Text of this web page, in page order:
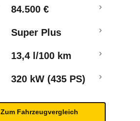
84.500 €
Super Plus
13,4 l/100 km
320 kW (435 PS)
Zum Fahrzeugvergleich